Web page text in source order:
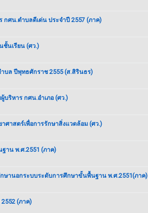
กศน.ตำบลดีเด่น ประจำปี 2557 (ภาค)
ชั้นเรียน (ศว.)
บล ปีพุทธศักราช 2555 (ส.สิรินธร)
บริหาร กศน.อำเภอ (ศว.)
าศาสตร์เพื่อการรักษาสิ่งแวดล้อม (ศว.)
าน พ.ศ.2551 (ภาค)
ษานอกระบบระดับการศึกษาขั้นพื้นฐาน พ.ศ.2551(ภาค)
(ภาค)